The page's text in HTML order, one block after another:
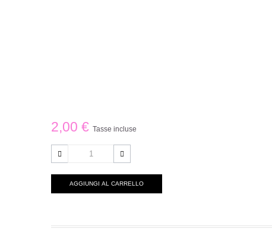
2,00 € Tasse incluse
AGGIUNGI AL CARRELLO